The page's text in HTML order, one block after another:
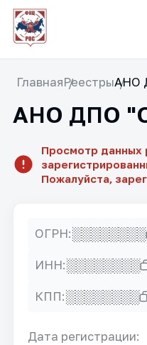
ГлавнаяРеестрыАНО
АНО ДПО
Просмотр данных
Пожалуйста,
ОГРН:░░░░░░░░
ИНН:░░░░░░░░
КПП:░░░░░░░░
Дата регистрации: